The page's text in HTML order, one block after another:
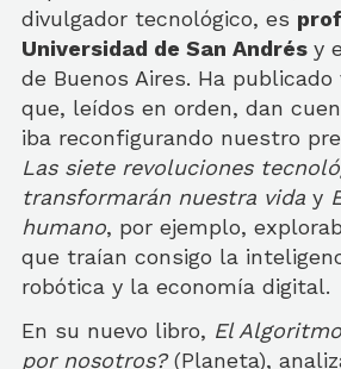
divulgador tecnológico, es
Universidad de San Andrés y
de Buenos Aires. Ha
que, leídos en orden, dan
iba reconfigurando nuestro
Las siete revoluciones
transformarán nuestra vida y
humano, por ejemplo,
que traían consigo la
robótica y la economía digital.
En su nuevo libro, El
por nosotros?(Planeta),